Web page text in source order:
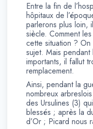
Entre la fin de
hôpitaux de
parlerons plus loin,
siècle. Comment
cette situation ?
sujet. Mais
importants, il fallut
remplacement.
Ainsi, pendant la
nombreux
des Ursulines (3)
blessés ; après la
d’Or ; Picard nous